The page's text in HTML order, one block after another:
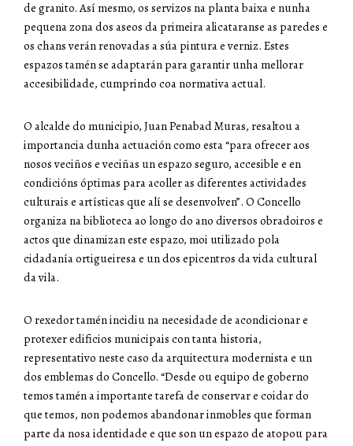
de granito. Así mesmo, os servizos na planta baixa e nunha
pequena zona dos aseos da primeira alicataranse as paredes e
os chans verán renovadas a súa pintura e verniz. Estes
espazos tamén se adaptarán para garantir unha mellorar
accesibilidade, cumprindo coa normativa actual.
O alcalde do municipio, Juan Penabad Muras, resaltou a
importancia dunha actuación como esta “para ofrecer aos
nosos veciños e veciñas un espazo seguro, accesible e en
condicións óptimas para acoller as diferentes actividades
culturais e artísticas que alí se desenvolven”. O Concello
organiza na biblioteca ao longo do ano diversos obradoiros e
actos que dinamizan este espazo, moi utilizado pola
cidadanía ortigueiresa e un dos epicentros da vida cultural
da vila.
O rexedor tamén incidiu na necesidade de acondicionar e
protexer edificios municipais con tanta historia,
representativo neste caso da arquitectura modernista e un
dos emblemas do Concello. “Desde ou equipo de goberno
temos tamén a importante tarefa de conservar e coidar do
que temos, non podemos abandonar inmobles que forman
parte da nosa identidade e que son un espazo de atopou para